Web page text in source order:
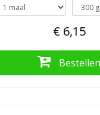
€ 6,15
Bestellen